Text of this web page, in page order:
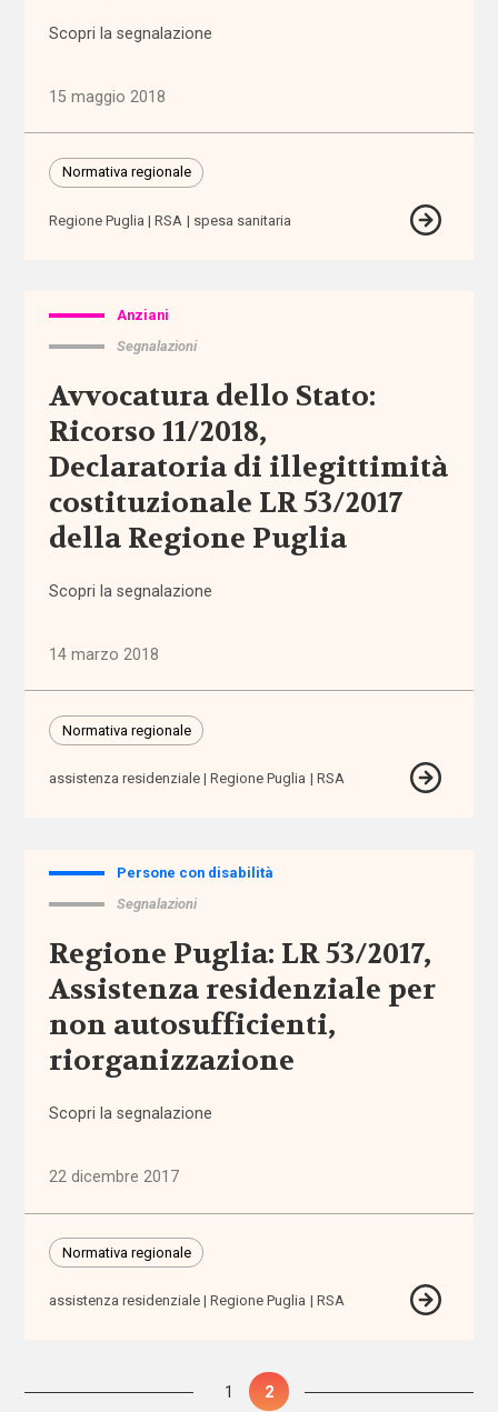
sociali
domiciliare
assistenza
assistenza
residenziale
assistenza
sanitaria
assistenza
scolastica
sociosanitaria
territoriale
associazioni
associazioni
attività
scolastiche
autismo
auto-
aiuto
Scopri la segnalazione
15 maggio 2018
Normativa regionale
Regione Puglia RSA spesa sanitaria
Anziani
Segnalazioni
Avvocatura dello Stato:
Ricorso 11/2018,
Declaratoria di illegittimità
costituzionale LR 53/2017
della Regione Puglia
Scopri la segnalazione
14 marzo 2018
Normativa regionale
assistenza residenziale Regione Puglia RSA
Persone con disabilità
Segnalazioni
Regione Puglia: LR 53/2017,
Assistenza residenziale per
non autosufficienti,
riorganizzazione
Scopri la segnalazione
22 dicembre 2017
Normativa regionale
assistenza residenziale Regione Puglia RSA
PaginazionePagina
1 Pagina
2